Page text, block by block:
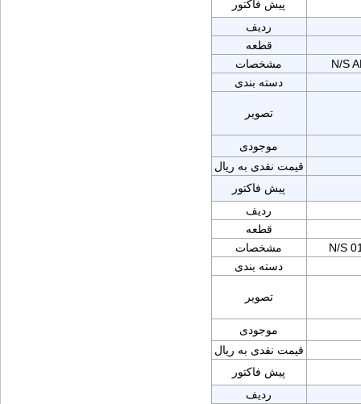
پیش فاکتور
ردیف
قطعه
مشخصات
N/S
دسته بندی
تصویر
موجودی
قیمت نقدی به ریال
پیش فاکتور
ردیف
قطعه
مشخصات
N/S
دسته بندی
تصویر
موجودی
قیمت نقدی به ریال
پیش فاکتور
ردیف